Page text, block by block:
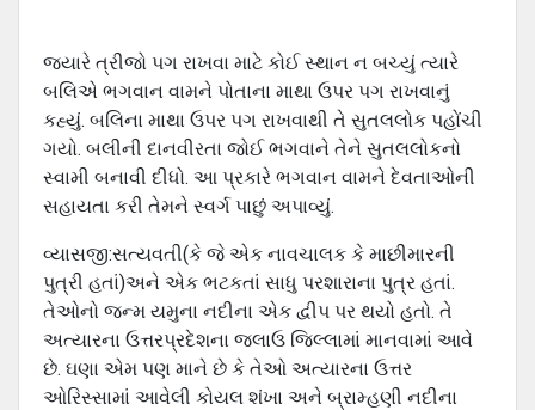
જ્યારે ત્રીજો પગ રાખવા માટે કોઈ સ્થાન ન બચ્યું ત્યારે
બલિએ ભગવાન વામને પોતાના માથા ઉપર પગ રાખવાનું
કહ્યું. બલિના માથા ઉપર પગ રાખવાથી તે સુતલલોક પહોંચી
ગયો. બલીની દાનવીરતા જોઈ ભગવાને તેને સુતલલોકનો
સ્વામી બનાવી દીધો. આ પ્રકારે ભગવાન વામને દેવતાઓની
સહાયતા કરી તેમને સ્વર્ગ પાછું અપાવ્યું.
વ્યાસજી:સત્યવતી(કે જે એક નાવચાલક કે માછીમારની
પુત્રી હતાં)અને એક ભટકતાં સાધુ પરશારાના પુત્ર હતાં.
તેઓનો જન્મ યમુના નદીના એક દ્વીપ પર થયો હતો. તે
અત્યારના ઉત્તરપ્રદેશના જલાઉ જિલ્લામાં માનવામાં આવે
છે. ઘણા એમ પણ માને છે કે તેઓ અત્યારના ઉત્તર
ઓરિસ્સામાં આવેલી કોયલ શંખા અને બ્રામ્હણી નદીના